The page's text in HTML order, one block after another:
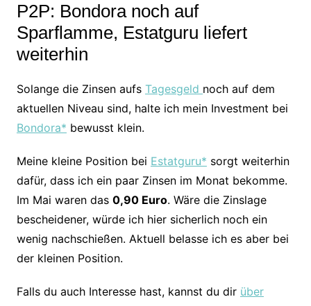
P2P: Bondora noch auf
Sparflamme, Estatguru liefert
weiterhin
Solange die Zinsen aufs Tagesgeld noch auf dem
aktuellen Niveau sind, halte ich mein Investment bei
Bondora* bewusst klein.
Meine kleine Position bei Estatguru* sorgt weiterhin
dafür, dass ich ein paar Zinsen im Monat bekomme.
Im Mai waren das 0,90 Euro. Wäre die Zinslage
bescheidener, würde ich hier sicherlich noch ein
wenig nachschießen. Aktuell belasse ich es aber bei
der kleinen Position.
Falls du auch Interesse hast, kannst du dir über